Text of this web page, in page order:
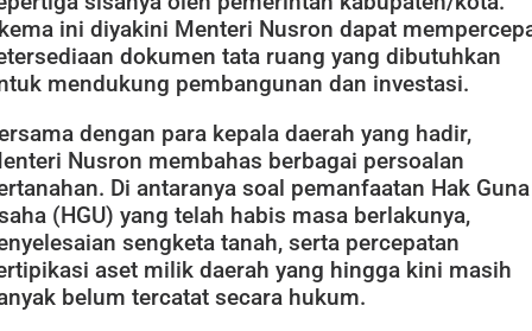
ini diyakini Menteri Nusron dapat
dokumen tata ruang yang dibutuhkan
mendukung pembangunan dan investasi.
dengan para kepala daerah yang hadir,
Nusron membahas berbagai persoalan
Di antaranya soal pemanfaatan Hak Guna
(HGU) yang telah habis masa berlakunya,
sengketa tanah, serta percepatan
aset milik daerah yang hingga kini masih
belum tercatat secara hukum.